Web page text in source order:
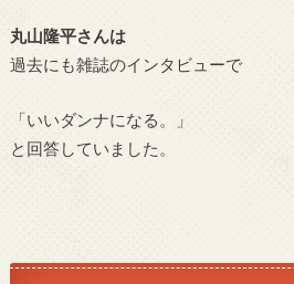
丸山隆平さんは
過去にも雑誌のインタビューで
「いいダンナになる。」
と回答していました。